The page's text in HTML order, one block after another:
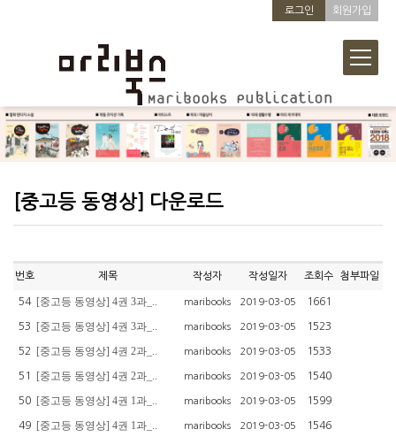
로그인 회원가입
[중고등 동영상] 다운로드
번호 제목 작성자 작성일자 조회수 첨부파일
54 [중고등 동영상] 4권 3과_.. maribooks 2019-03-05 1661
53 [중고등 동영상] 4권 3과_.. maribooks 2019-03-05 1523
52 [중고등 동영상] 4권 2과_.. maribooks 2019-03-05 1533
51 [중고등 동영상] 4권 2과_.. maribooks 2019-03-05 1540
50 [중고등 동영상] 4권 1과_.. maribooks 2019-03-05 1599
49 [중고등 동영상] 4권 1과_.. maribooks 2019-03-05 1546